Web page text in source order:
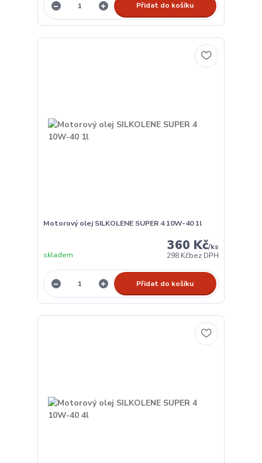
Přidat do košíku
Motorový olej SILKOLENE SUPER 4 10W-40 1l
360 Kč/ks
298 Kčbez DPH
skladem
Přidat do košíku